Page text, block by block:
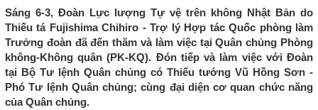
Sáng 6-3, Đoàn Lực lượng Tự vệ trên không Nhật Bản do
Thiếu tá Fujishima Chihiro - Trợ lý Hợp tác Quốc phòng làm
Trưởng đoàn đã đến thăm và làm việc tại Quân chủng Phòng
không-Không quân (PK-KQ). Đón tiếp và làm việc với Đoàn
tại Bộ Tư lệnh Quân chủng có Thiếu tướng Vũ Hồng Sơn -
Phó Tư lệnh Quân chủng; cùng đại diện cơ quan chức năng
của Quân chủng.